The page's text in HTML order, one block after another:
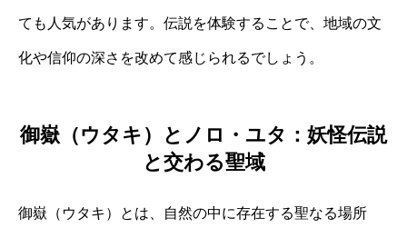
ても人気があります。伝説を体験することで、地域の文
化や信仰の深さを改めて感じられるでしょう。
御嶽（ウタキ）とノロ・ユタ：妖怪伝説
と交わる聖域
御嶽（ウタキ）とは、自然の中に存在する聖なる場所